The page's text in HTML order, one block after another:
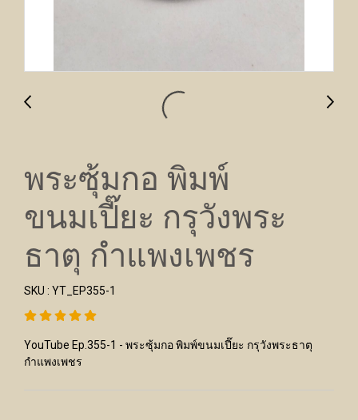
พระซุ้มกอ พิมพ์
ขนมเปี๊ยะ กรุวังพระ
ธาตุ กำแพงเพชร
SKU : YT_EP355-1
YouTube Ep.355-1 - พระซุ้มกอ พิมพ์ขนมเปี๊ยะ กรุวังพระธาตุ
กำแพงเพชร